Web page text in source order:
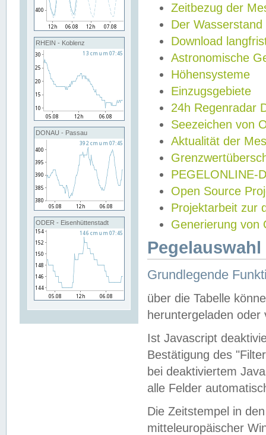
RHEIN - Koblenz
DONAU - Passau
ODER - Eisenhüttenstadt
Zeitbezug der
Der Wasserstand
Download
Astronomische
Höhensysteme
Einzugsgebiete
24h Regenradar
Seezeichen von
Aktualität der
PEGELONLINE-
Open Source
Projektarbeit zur
Generierung von
Grundlegende
über die Tabelle
heruntergeladen oder
Ist Javascript
Bestätigung des
bei deaktiviertem
alle Felder
Die Zeitstempel in
mitteleuropäischer